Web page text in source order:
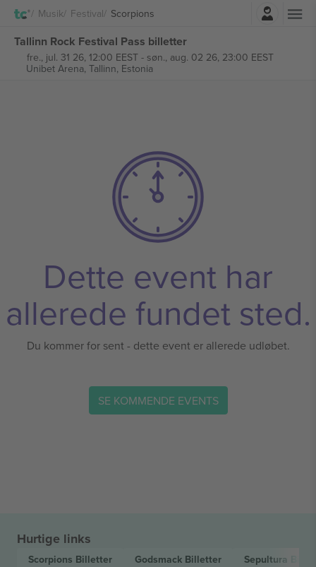
Musik Festival Scorpions
Tallinn Rock Festival Pass billetter
fre., jul. 31 26, 12:00 EEST- søn., aug. 02 26, 23:00 EEST
Unibet Arena, Tallinn, Estonia
Dette event har
allerede fundet sted.
Du kommer for sent - dette event er allerede udløbet.
SE KOMMENDE EVENTS
Hurtige links
Scorpions Billetter Godsmack Billetter Sepultura